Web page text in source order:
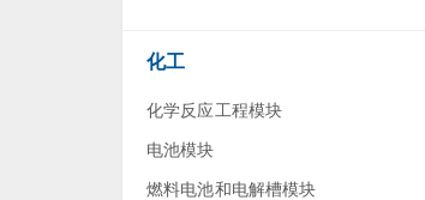
化工
化学反应工程模块
电池模块
燃料电池和电解槽模块